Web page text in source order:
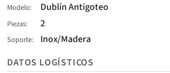
Modelo Dublín Antigoteo
Piezas 2
Soporte
Inox/Madera
DATOS LOGÍSTICOS